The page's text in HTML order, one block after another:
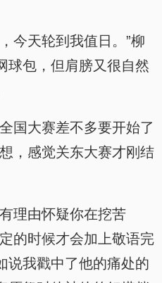
今天轮到我值日。”柳
球包，但肩膀又很自然
国大赛差不多要开始了
，感觉关东大赛才刚结
理由怀疑你在挖苦
的时候才会加上敬语完
说我戳中了他的痛处的